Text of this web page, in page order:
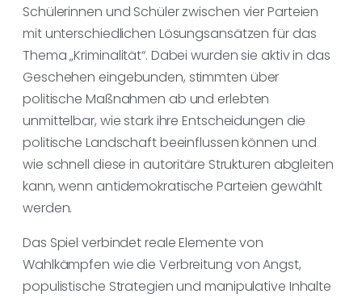
Schülerinnen und Schüler zwischen vier Parteien
mit unterschiedlichen Lösungsansätzen für das
Thema „Kriminalität“. Dabei wurden sie aktiv in das
Geschehen eingebunden, stimmten über
politische Maßnahmen ab und erlebten
unmittelbar, wie stark ihre Entscheidungen die
politische Landschaft beeinflussen können und
wie schnell diese in autoritäre Strukturen abgleiten
kann, wenn antidemokratische Parteien gewählt
werden.
Das Spiel verbindet reale Elemente von
Wahlkämpfen wie die Verbreitung von Angst,
populistische Strategien und manipulative Inhalte